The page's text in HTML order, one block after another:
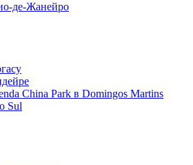
де-Жанейро
China Park в Domingos Martins
Sul